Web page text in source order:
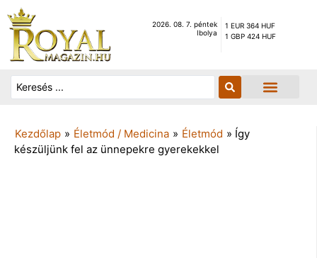
2026. 08. 7. péntek
Ibolya
1 EUR 364 HUF
1 GBP 424 HUF
Kezdőlap » Életmód / Medicina » Életmód » Így
készüljünk fel az ünnepekre gyerekekkel